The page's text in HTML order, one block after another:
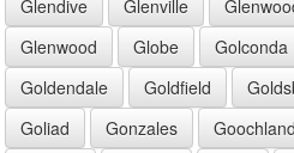
Glendive
Glenville
Glenwood
Globe Golconda
Goldendale
Goldfield
Goliad
Gonzales Goochland